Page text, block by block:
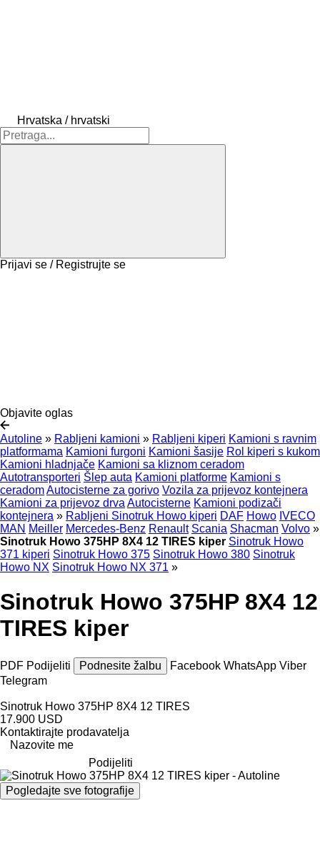
Hrvatska / hrvatski
Prijavi se / Registrujte se
Objavite oglas
Autoline » Rabljeni kamioni » Rabljeni kiperi Kamioni s ravnim
platformama Kamioni furgoni Kamioni šasije Rol kiperi s kukom
Kamioni hladnjače Kamioni sa kliznom ceradom
Autotransporteri Šlep auta Kamioni platforme Kamioni s
ceradomAutocisterne za gorivo Vozila za prijevoz kontejnera
Kamioni za prijevoz drva Autocisterne Kamioni podizači
kontejnera » Rabljeni Sinotruk Howo kiperi DAF Howo IVECO
MAN Meiller Mercedes-Benz Renault Scania Shacman Volvo »
Sinotruk Howo 375HP 8X4 12 TIRES kiper Sinotruk Howo
371 kiperi Sinotruk Howo 375 Sinotruk Howo 380 Sinotruk
Howo NX Sinotruk Howo NX 371 »
Sinotruk Howo 375HP 8X4 12
TIRES kiper
PDF Podijeliti Podnesite žalbu Facebook WhatsApp Viber
Telegram
Sinotruk Howo 375HP 8X4 12 TIRES
17.900 USD
Kontaktirajte prodavatelja
Nazovite me
Podijeliti
Pogledajte sve fotografije